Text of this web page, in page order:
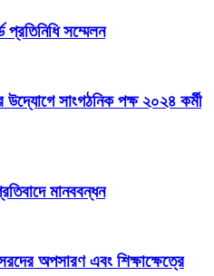
প্রতিনিধি সম্মেলন
উদ্যোগে সাংগঠনিক পক্ষ ২০২৪ কর্মী
মানববন্ধন
অপসারণ এবং শিক্ষাক্ষেত্রে